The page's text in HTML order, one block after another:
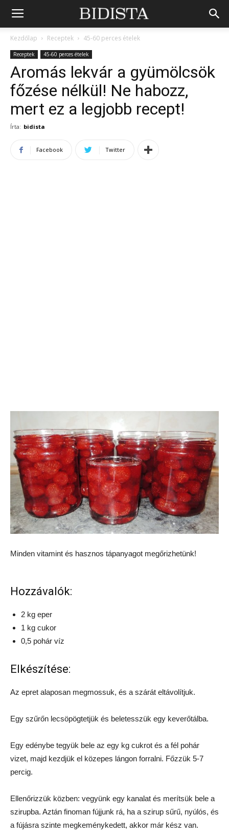
Kezdőlap Receptek 45-60 perces ételek
Receptek 45-60 perces ételek
Aromás lekvár a gyümölcsök
főzése nélkül! Ne habozz,
mert ez a legjobb recept!
Írta: bidista
Facebook Twitter
Minden vitamint és hasznos tápanyagot megőrizhetünk!
Hozzávalók:
2 kg eper
1 kg cukor
0,5 pohár víz
Elkészítése:
Az epret alaposan megmossuk, és a szárát eltávolítjuk.
Egy szűrőn lecsöpögtetjük és beletesszük egy keverőtálba.
Egy edénybe tegyük bele az egy kg cukrot és a fél pohár
vizet, majd kezdjük el közepes lángon forralni. Főzzük 5-7
percig.
Ellenőrizzük közben: vegyünk egy kanalat és merítsük bele a
szirupba. Aztán finoman fújjunk rá, ha a szirup sűrű, nyúlós, és
a fújásra szinte megkeménykedett, akkor már kész van.